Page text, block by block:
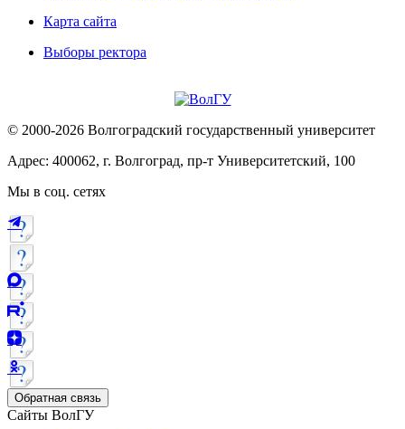
Карта сайта
Выборы ректора
© 2000-2026 Волгоградский государственный университет
Адрес: 400062, г. Волгоград, пр-т Университетский, 100
Мы в соц. сетях
Обратная связь
Сайты ВолГУ